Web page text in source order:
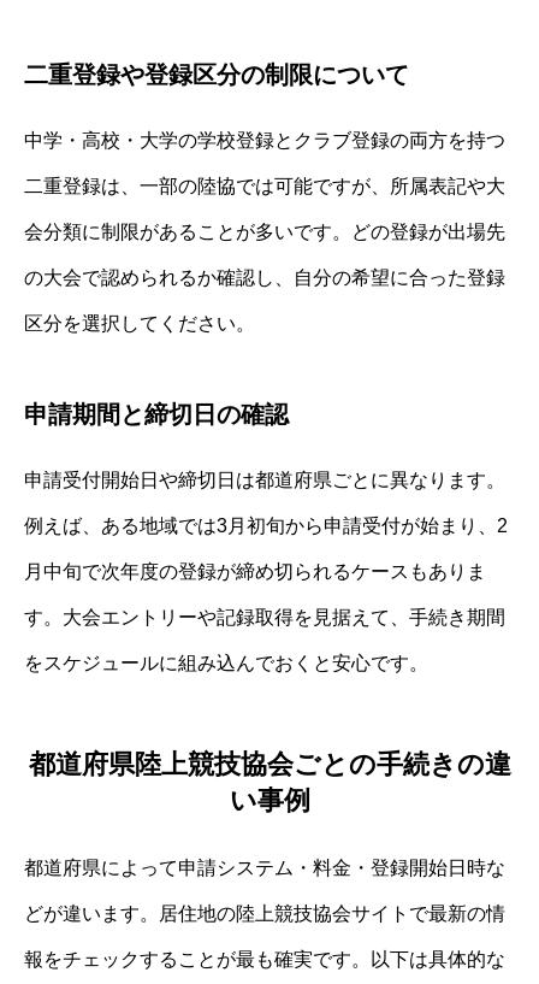
二重登録や登録区分の制限について
中学・高校・大学の学校登録とクラブ登録の両方を持つ
二重登録は、一部の陸協では可能ですが、所属表記や大
会分類に制限があることが多いです。どの登録が出場先
の大会で認められるか確認し、自分の希望に合った登録
区分を選択してください。
申請期間と締切日の確認
申請受付開始日や締切日は都道府県ごとに異なります。
例えば、ある地域では3月初旬から申請受付が始まり、2
月中旬で次年度の登録が締め切られるケースもありま
す。大会エントリーや記録取得を見据えて、手続き期間
をスケジュールに組み込んでおくと安心です。
都道府県陸上競技協会ごとの手続きの違
い事例
都道府県によって申請システム・料金・登録開始日時な
どが違います。居住地の陸上競技協会サイトで最新の情
報をチェックすることが最も確実です。以下は具体的な